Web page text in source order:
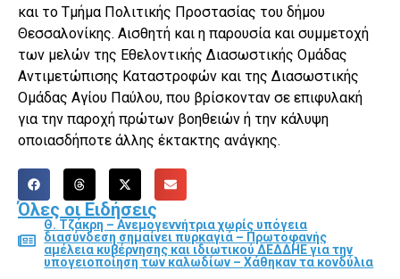
και το Τμήμα Πολιτικής Προστασίας του δήμου
Θεσσαλονίκης. Αισθητή και η παρουσία και συμμετοχή
των μελών της Εθελοντικής Διασωστικής Ομάδας
Αντιμετώπισης Καταστροφών και της Διασωστικής
Ομάδας Αγίου Παύλου, που βρίσκονταν σε επιφυλακή
για την παροχή πρώτων βοηθειών ή την κάλυψη
οποιασδήποτε άλλης έκτακτης ανάγκης.
Όλες οι Ειδήσεις
Θ. Τζάκρη – Ανεμογεννήτρια χωρίς υπόγεια
διασύνδεση σημαίνει πυρκαγιά – Πρωτοφανής
αμέλεια κυβέρνησης και ιδιωτικού ΔΕΔΔΗΕ για την
υπογειοποίηση των καλωδίων – Χάθηκαν τα κονδύλια